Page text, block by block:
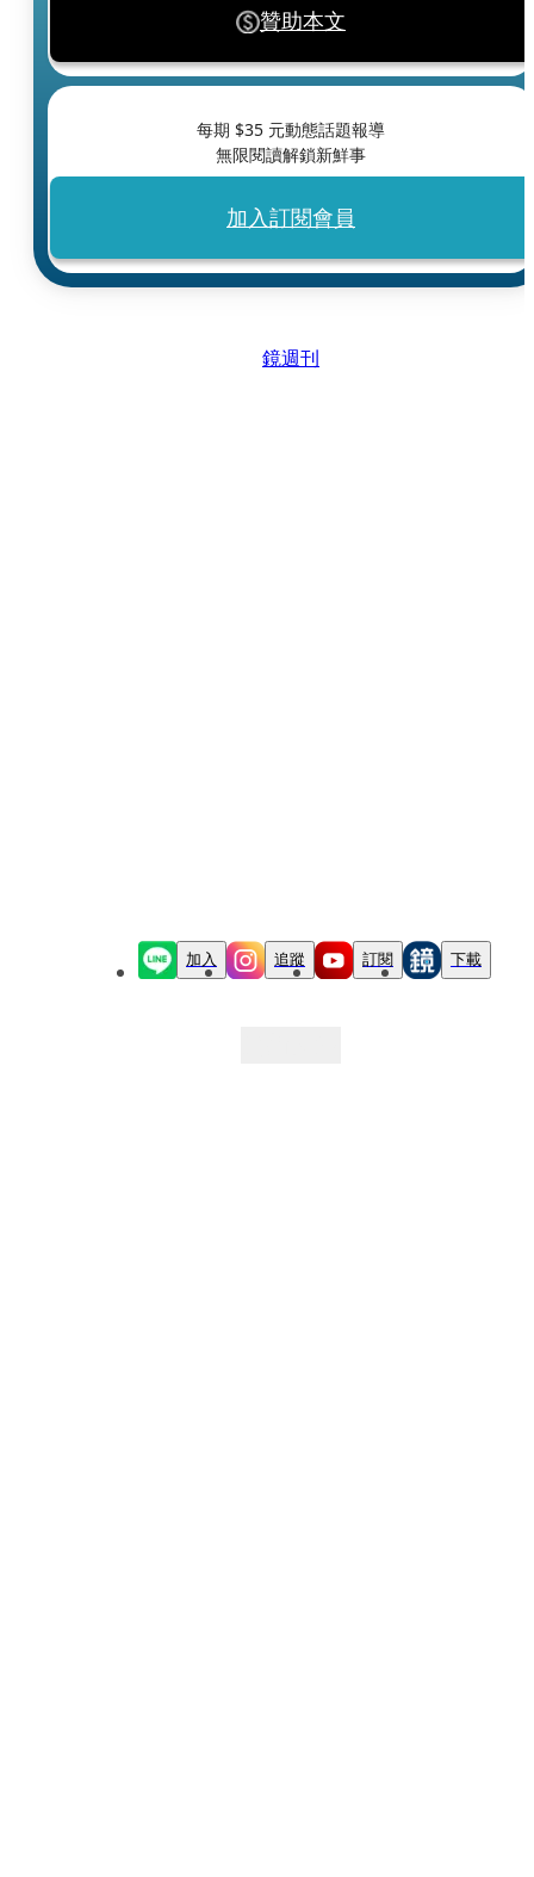
贊助本文
每期 $35 元動態話題報導
無限閱讀解鎖新鮮事
加入訂閱會員
鏡週刊
加入 追蹤 訂閱 下載